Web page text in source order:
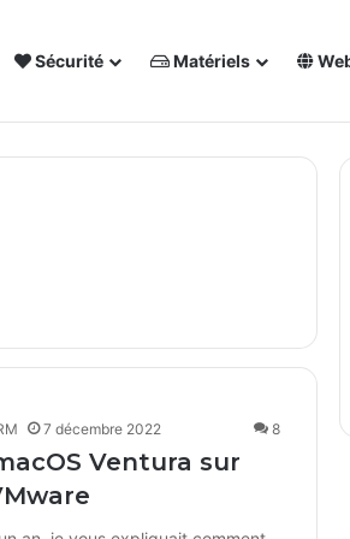
Sécurité Matériels
7 décembre 2022 8
Ventura sur